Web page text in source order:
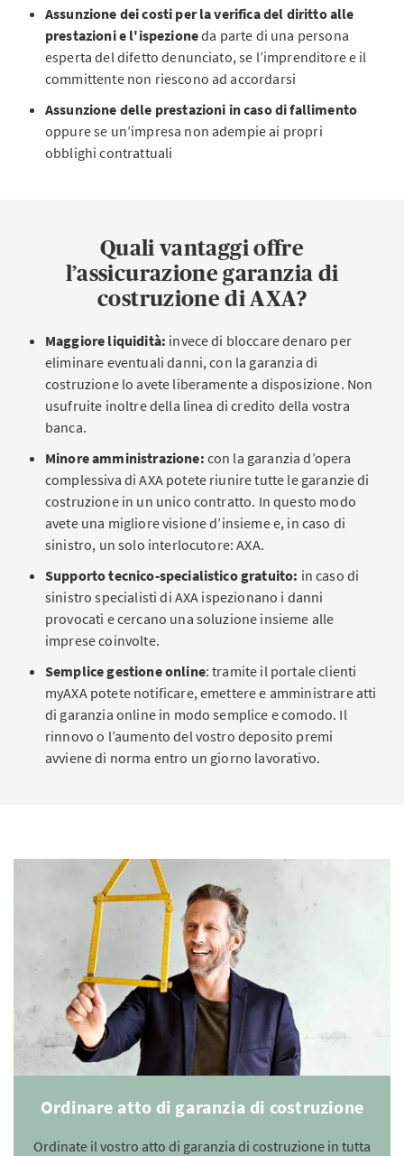
Assunzione dei costi per la verifica del diritto alle
prestazioni e l'ispezioneda parte di una persona
esperta del difetto denunciato, se l’imprenditore e il
committente non riescono ad accordarsi
Assunzione delle prestazioni in caso di fallimento
oppure se un’impresa non adempie ai propri
obblighi contrattuali
Quali vantaggi offre
l’assicurazione garanzia di
costruzione di AXA?
Maggiore liquidità: invece di bloccare denaro per
eliminare eventuali danni, con la garanzia di
costruzione lo avete liberamente a disposizione. Non
usufruite inoltre della linea di credito della vostra
banca.
Minore amministrazione: con la garanzia d’opera
complessiva di AXA potete riunire tutte le garanzie di
costruzione in un unico contratto. In questo modo
avete una migliore visione d’insieme e, in caso di
sinistro, un solo interlocutore: AXA.
Supporto tecnico-specialistico gratuito: in caso di
sinistro specialisti di AXA ispezionano i danni
provocati e cercano una soluzione insieme alle
imprese coinvolte.
Semplice gestione online: tramite il portale clienti
myAXA potete notificare, emettere e amministrare atti
di garanzia online in modo semplice e comodo. Il
rinnovo o l’aumento del vostro deposito premi
avviene di norma entro un giorno lavorativo.
Ordinare atto di garanzia di costruzione
Ordinate il vostro atto di garanzia di costruzione in tutta